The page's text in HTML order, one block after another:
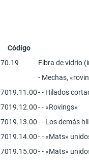
Código
70.19
Fibra de vidrio
- Mechas,
7019.11.00- - Hilados
7019.12.00- - «Rovings»
7019.13.00- - Los demás
7019.14.00- - «Mats»
7019.15.00- - «Mats»